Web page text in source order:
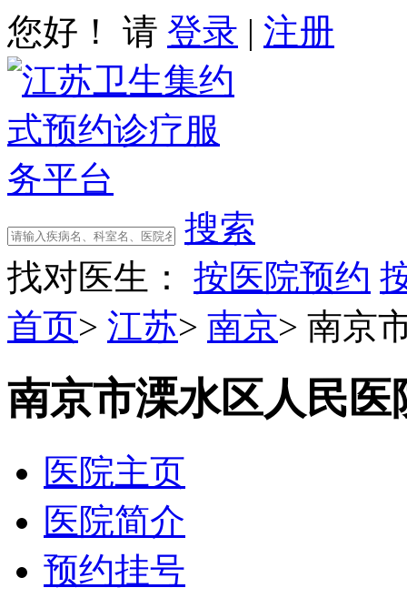
您好！ 请 登录 | 注册
搜索
找对医生：
按医院预约
首页> 江苏> 南京> 南京
南京市溧水区人民
医院主页
医院简介
预约挂号